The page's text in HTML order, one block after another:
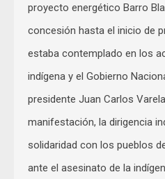
proyecto energético Barro
concesión hasta el inicio de
estaba contemplado en los
indígena y el Gobierno
presidente Juan Carlos
manifestación, la dirigencia
solidaridad con los pueblos
ante el asesinato de la